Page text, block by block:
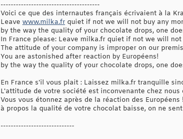
---------------------------------------
Voici ce que des internautes français écrivaient à la
Leave www.milka.fr quiet if not we will not buy any
by the way the quality of your chocolate drops, one
In France please: Leave milka.fr quiet if not we will
The attitude of your company is improper on our
You are astonished after reaction by Européens!
by the way the quality of your chocolate drops, one
En France s'il vous plait : Laissez milka.fr tranquille
L'attitude de votre société est inconvenante chez
Vous vous étonnez après de la réaction des Européens !
à propos la qualité de votre chocolat baisse, on ne
-----------------------------